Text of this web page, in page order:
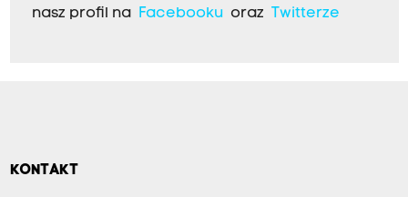
nasz profil na Facebookuoraz Twitterze
KONTAKT